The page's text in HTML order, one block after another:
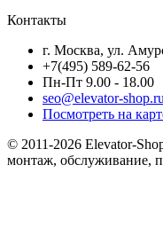
Контакты
г. Москва, ул.
+7(495) 589-62-56
Пн-Пт 9.00 - 18.00
seo@elevator-shop.ru
Посмотреть на
© 2011-2026 Elevator-
монтаж, обслуживание,